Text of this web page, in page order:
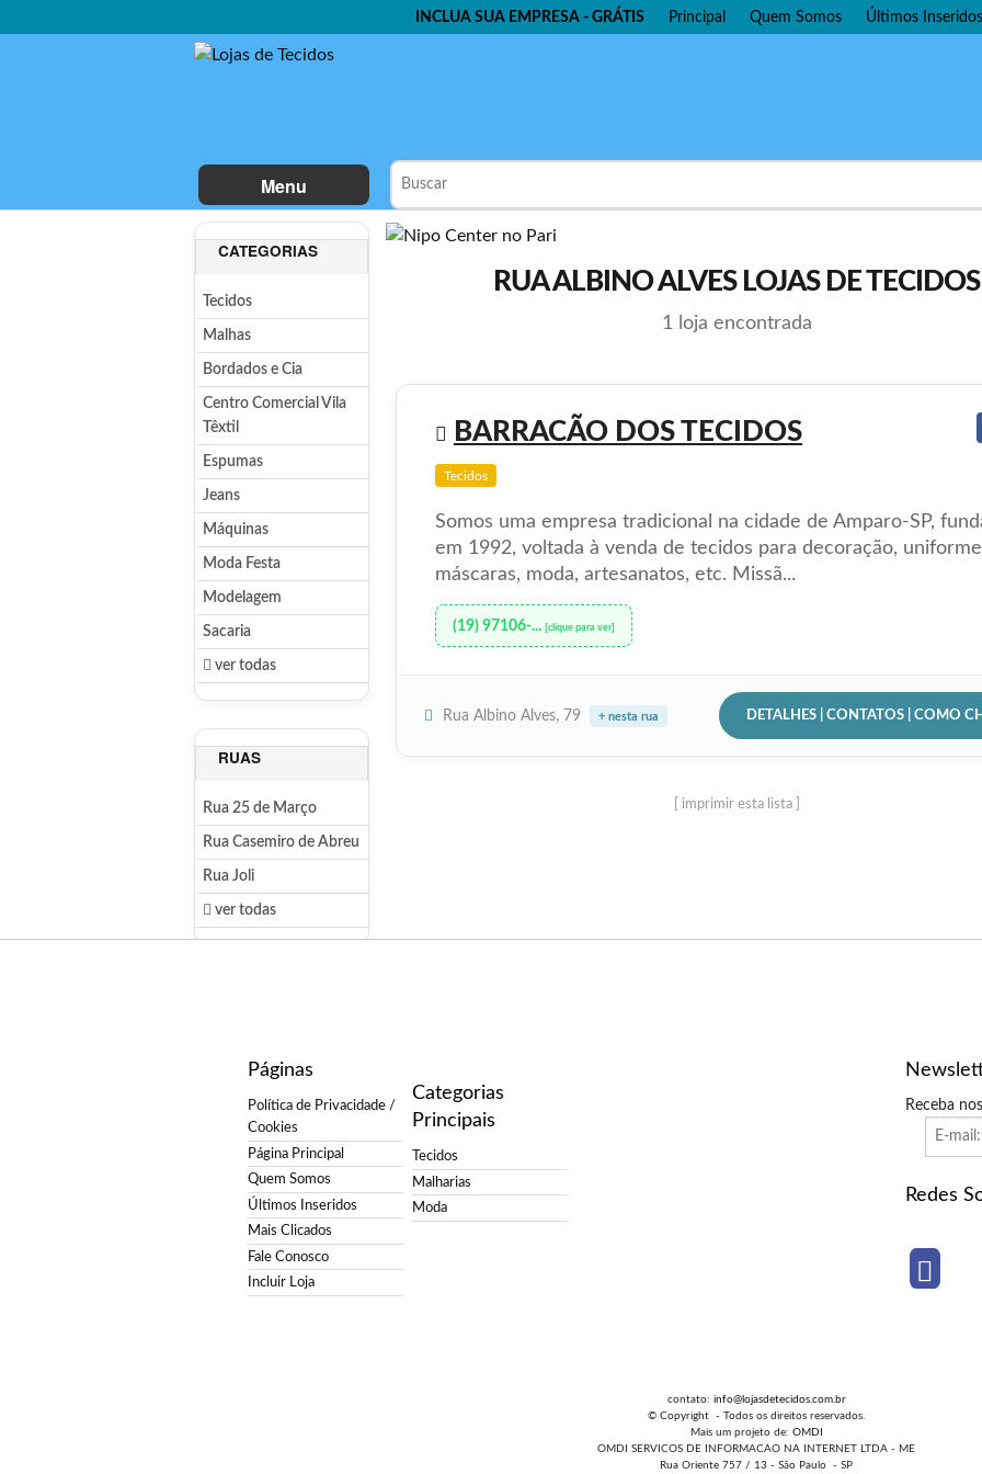
INCLUA SUA EMPRESA - GRÁTIS Principal Quem Somos Últimos Inseridos
Menu
CATEGORIAS
Tecidos
Malhas
Bordados e Cia
Centro Comercial Vila
Têxtil
Espumas
Jeans
Máquinas
Moda Festa
Modelagem
Sacaria
ver todas
RUAS
Rua 25 de Março
Rua Casemiro de Abreu
Rua Joli
ver todas
RUA ALBINO ALVES LOJAS DE TECIDOS
1 loja encontrada
BARRACÃO DOS TECIDOS
Tecidos
Somos uma empresa tradicional na cidade de Amparo-SP,
em 1992, voltada à venda de tecidos para decoração,
máscaras, moda, artesanatos, etc. Missã...
(19) 97106-... [clique para ver]
Rua Albino Alves, 79 + nesta rua DETALHES | CONTATOS | COMO
[ imprimir esta lista ]
Páginas
Política de Privacidade /
Cookies
Página Principal
Quem Somos
Últimos Inseridos
Mais Clicados
Fale Conosco
Incluir Loja
Categorias
Principais
Tecidos
Malharias
Moda
Receba
Redes
contato: info@lojasdetecidos.com.br
© Copyright - Todos os direitos reservados.
Mais um projeto de: OMDI
OMDI SERVICOS DE INFORMACAO NA INTERNET LTDA - ME
Rua Oriente 757 / 13 - São Paulo - SP